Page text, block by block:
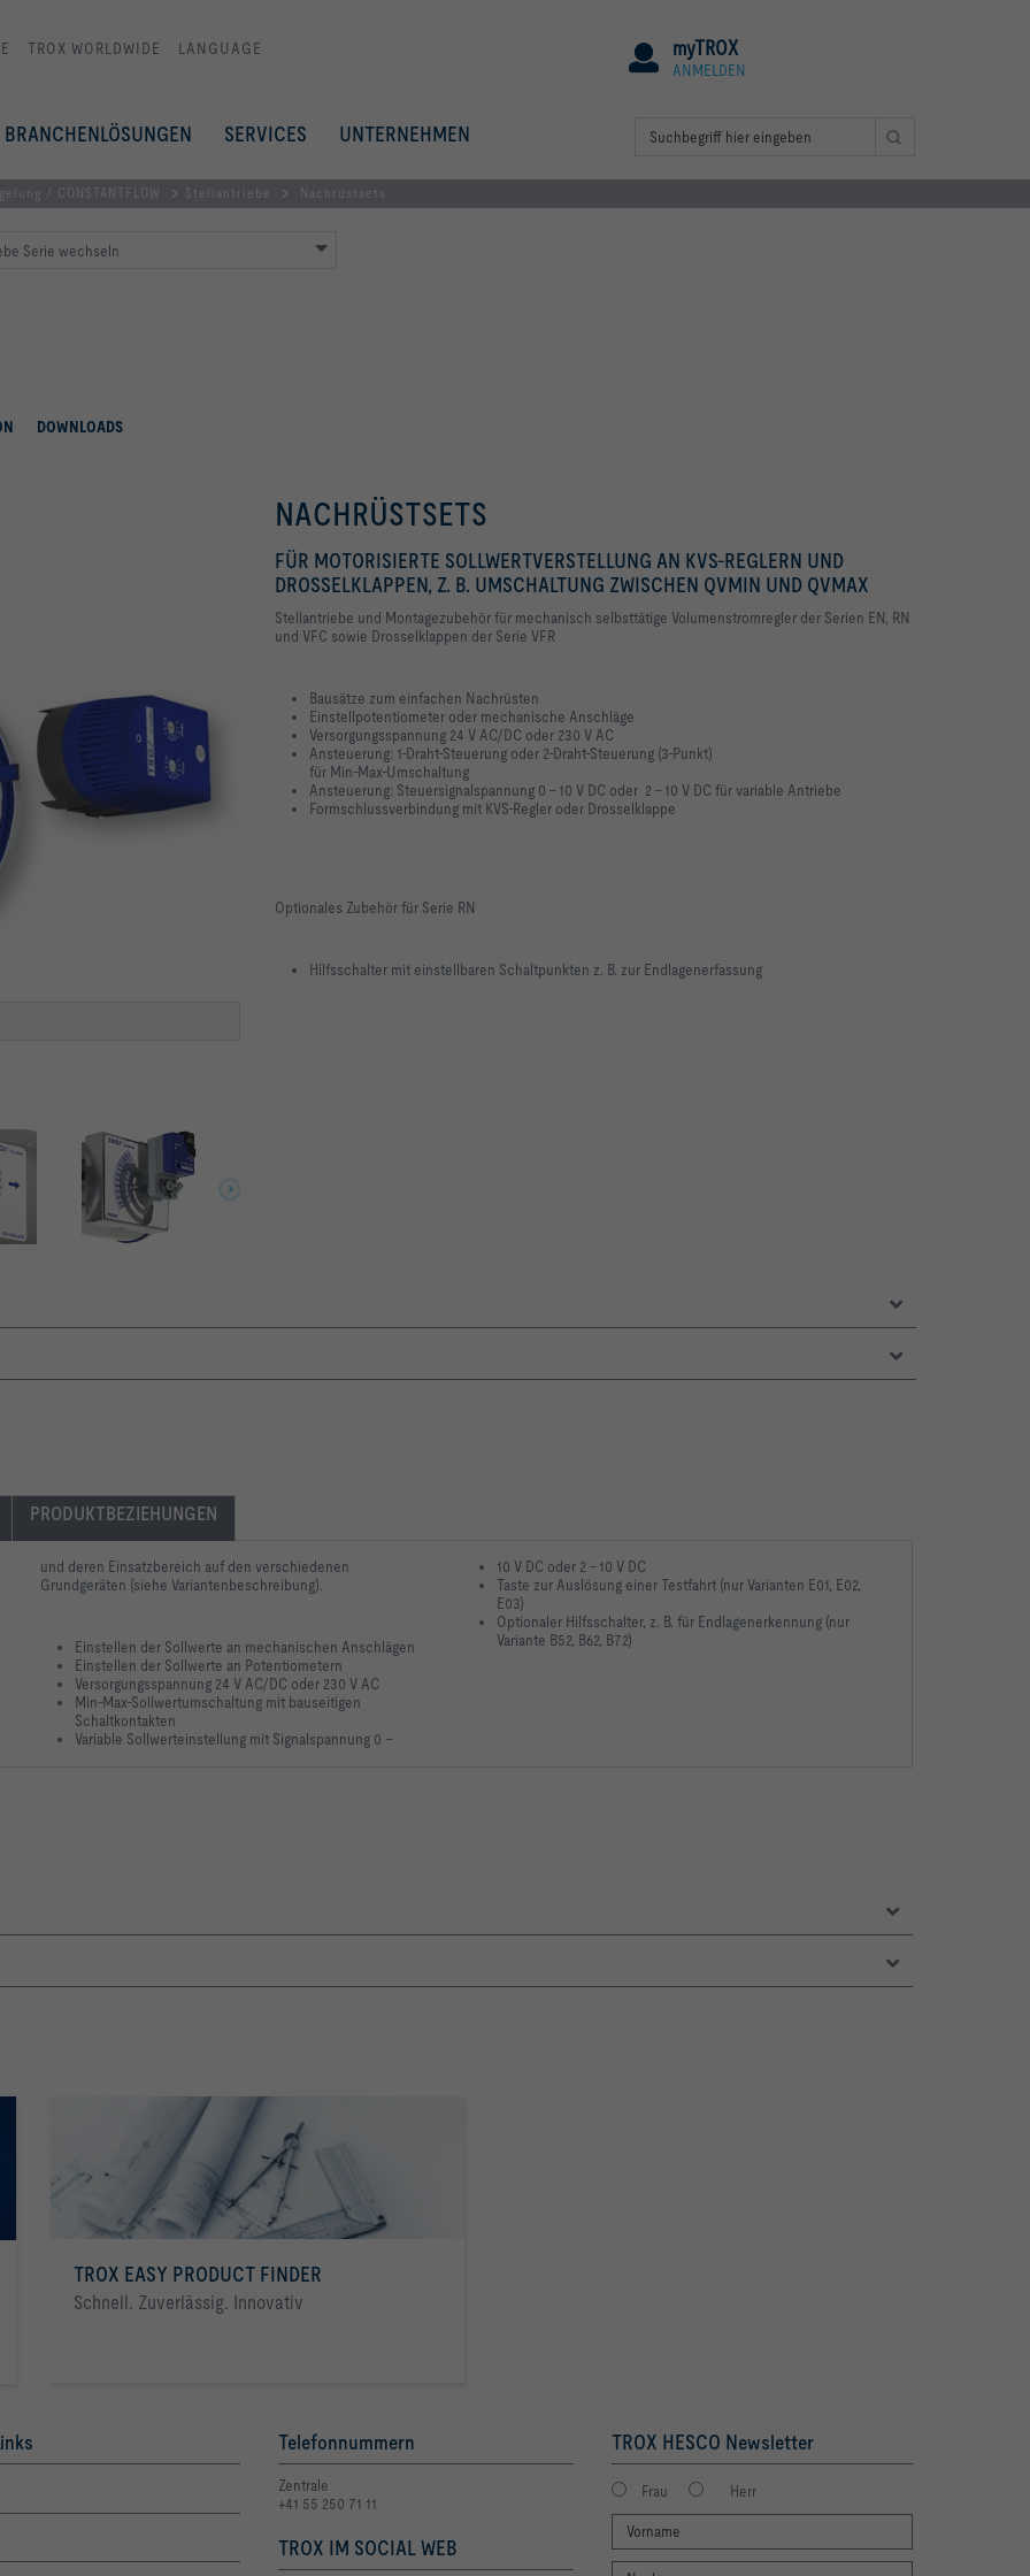
TROX WORLDWIDE LANGUAGE myTROX
ANMELDEN
BRANCHENLÖSUNGEN SERVICES UNTERNEHMEN
/ CONSTANTFLOW Stellantriebe Nachrüstsets
Serie wechseln
DOWNLOADS
NACHRÜSTSETS
FÜR MOTORISIERTE SOLLWERTVERSTELLUNG AN KVS-REGLERN UND
DROSSELKLAPPEN, Z. B. UMSCHALTUNG ZWISCHEN QVMIN UND QVMAX
Stellantriebe und Montagezubehör für mechanisch selbsttätige Volumenstromregler der Serien EN, RN
und VFC sowie Drosselklappen der Serie VFR
Bausätze zum einfachen Nachrüsten
Einstellpotentiometer oder mechanische Anschläge
Versorgungsspannung 24 V AC/DC oder 230 V AC
Ansteuerung: 1-Draht-Steuerung oder 2-Draht-Steuerung (3-Punkt)
für Min-Max-Umschaltung
Ansteuerung: Steuersignalspannung 0 – 10 V DC oder 2 – 10 V DC für variable Antriebe
Formschlussverbindung mit KVS-Regler oder Drosselklappe
Optionales Zubehör für Serie RN
Hilfsschalter mit einstellbaren Schaltpunkten z. B. zur Endlagenerfassung
PRODUKTBEZIEHUNGEN
und deren Einsatzbereich auf den verschiedenen
Grundgeräten (siehe Variantenbeschreibung).
Einstellen der Sollwerte an mechanischen Anschlägen
Einstellen der Sollwerte an Potentiometern
Versorgungsspannung 24 V AC/DC oder 230 V AC
Min-Max-Sollwertumschaltung mit bauseitigen
Schaltkontakten
Variable Sollwerteinstellung mit Signalspannung 0 –
10 V DC oder 2 – 10 V DC
Taste zur Auslösung einer Testfahrt (nur Varianten E01, E02,
E03)
Optionaler Hilfsschalter, z. B. für Endlagenerkennung (nur
Variante B52, B62, B72)
TROX EASY PRODUCT FINDER
Schnell. Zuverlässig. Innovativ
Telefonnummern
Zentrale
+41 55 250 71 11
TROX IM SOCIAL WEB
TROX HESCO Newsletter
Frau Herr